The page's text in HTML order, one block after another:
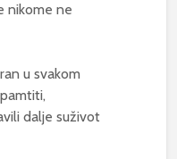
nikome ne
u svakom
dalje suživot